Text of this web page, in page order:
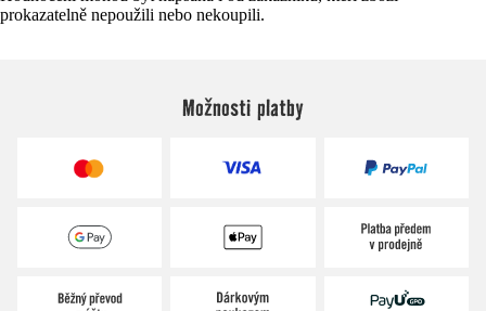
prokazatelně nepoužili nebo nekoupili.
Možnosti platby